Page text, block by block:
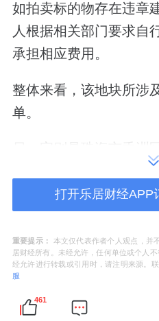
如拍卖标的物存在违章
人根据相关部门要求自
承担相应费用。
整体来看，该地块所涉
单。
中心合计48套集中商业。
而这48套集中商业资产
打开乐居财经APP
重要提示：
本文仅代表作者个人观点，并
居财经所有。未经允许，任何单位或个人
经允许进行转载或引用时，请注明来源。
服
461